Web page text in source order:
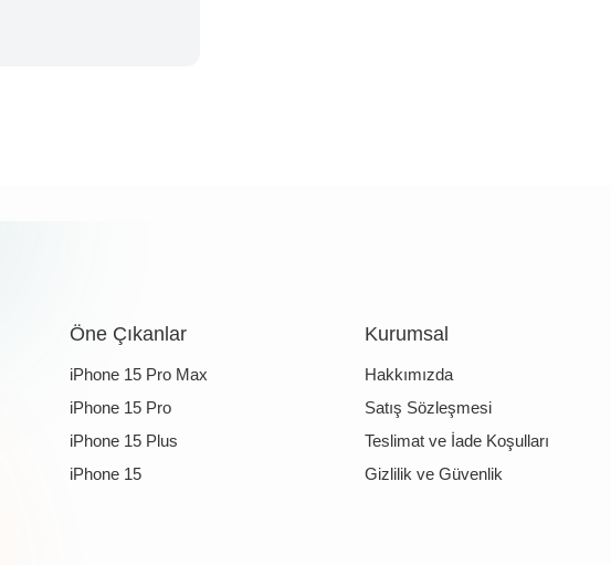
Öne Çıkanlar
iPhone 15 Pro Max
iPhone 15 Pro
iPhone 15 Plus
iPhone 15
Kurumsal
Hakkımızda
Satış Sözleşmesi
Teslimat ve İade Koşulları
Gizlilik ve Güvenlik